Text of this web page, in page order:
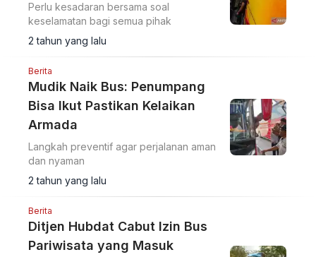
Perlu kesadaran bersama soal
keselamatan bagi semua pihak
2 tahun yang lalu
Berita
Mudik Naik Bus: Penumpang
Bisa Ikut Pastikan Kelaikan
Armada
Langkah preventif agar perjalanan aman
dan nyaman
2 tahun yang lalu
Berita
Ditjen Hubdat Cabut Izin Bus
Pariwisata yang Masuk